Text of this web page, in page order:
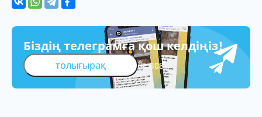
Біздің телеграмға қош келдіңіз!
толығырақ 308